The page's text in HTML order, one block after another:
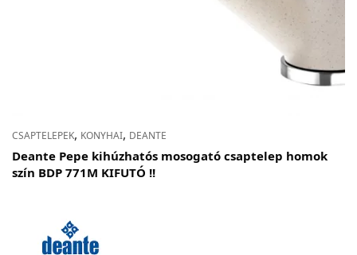
CSAPTELEPEK, KONYHAI, DEANTE
Deante Pepe kihúzhatós mosogató csaptelep homok
szín BDP 771M KIFUTÓ !!